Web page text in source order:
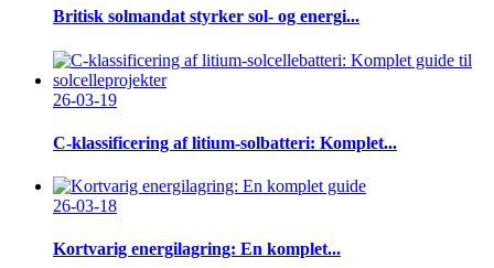
Britisk solmandat styrker sol- og energi...
26-03-19
C-klassificering af litium-solbatteri: Komplet...
26-03-18
Kortvarig energilagring: En komplet...